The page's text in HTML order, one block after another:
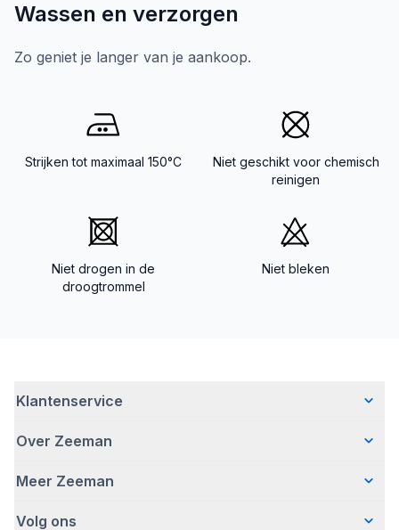
Wassen en verzorgen
Zo geniet je langer van je aankoop.
Strijken tot maximaal 150°C
Niet geschikt voor chemisch
reinigen
Niet drogen in de
droogtrommel
Niet bleken
Klantenservice
Veelgestelde vragen
Bezorgen
Over Zeeman
Wie wij zijn
Meer Zeeman
Veiligheidswaarschuwing
Volg ons